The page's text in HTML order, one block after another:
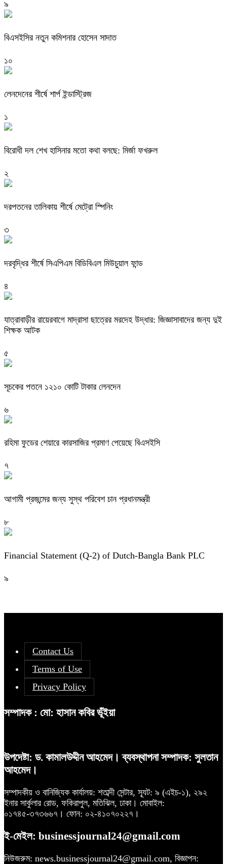
৯
বিএসইসির নতুন কমিশনার হোসেন সাদাত
১০
লেনদেনের শীর্ষে শার্প ইন্ডাস্ট্রিজ
১
বিরোধী দল শেখ হাসিনার মতো কথা বলছে: মির্জা ফখরুল
২
দরপতনের তালিকায় শীর্ষে মেট্রো স্পিনিং
৩
দরবৃদ্ধির শীর্ষে সিএপিএম বিডিবিএল মিউচুয়াল ফান্ড
৪
যাত্রাবাড়ীর রায়েরবাগে মাদ্রাসা ছাত্রের মরদেহ উদ্ধার: জিজ্ঞাসাবাদের জন্য দুই
শিক্ষক আটক
৫
সূচকের পতনে ১২১০ কোটি টাকার লেনদেন
৬
রহিমা ফুডের শেয়ারে কারসাজির প্রমাণ পেয়েছে বিএসইসি
৭
আগামী প্রজন্মের জন্য সুস্থ পরিবেশ চান প্রধানমন্ত্রী
৮
Financial Statement (Q-2) of Dutch-Bangla Bank PLC
৯
Contact Us
Terms of Use
Privacy Policy
সম্পাদক : মো: হাসান কবির ভূঁইয়া
উপদেষ্টা: ড. কামালউদ্দীন আহমেদ। ব্যবস্থাপনা সম্পাদক: সুলতান
আহমেদ।
সম্পাদকীয় ও বানিজ্যিক কার্যালয়: শতাব্দী সেন্টার, স্যূট: ৯ (এইচ-১), ২৯২
ইনার সার্কুলার রোড, ফকিরাপুল, মতিঝিল, ঢাকা। মোবাইল:
০১৭৪৫-৩৭৩৬৬৭। ফোন: ০২-৪১০৭০২২৭।
ই-মেইল: businessjournal24@gmail.com
নিউজরুম: news.businessjournal24@gmail.com, বিজ্ঞাপন: